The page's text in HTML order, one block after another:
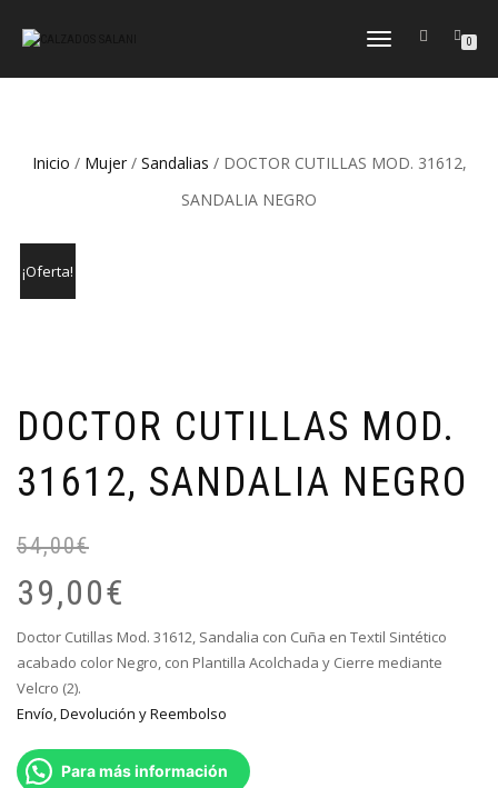
CAMBIAR
0
Inicio / Mujer/ Sandalias / DOCTOR CUTILLAS MOD. 31612,
SANDALIA NEGRO
¡Oferta!
DOCTOR CUTILLAS MOD.
31612, SANDALIA NEGRO
54,00€
39,00€
Doctor Cutillas Mod. 31612, Sandalia con Cuña en Textil Sintético
acabado color Negro, con Plantilla Acolchada y Cierre mediante
Velcro (2).
Envío, Devolución y Reembolso
Para más información